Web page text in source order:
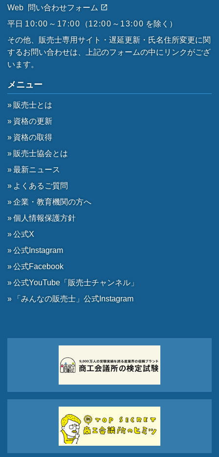
Web
問い合わせフォーム
平日 10:00～17:00 （12:00～13:00 を除く）
その他、販売士専用サイト・遅延更新・氏名住所変更に関
するお問い合わせは、上記のフォームの中にリンクがござ
います。
メニュー
販売士とは
資格の更新
資格の取得
販売士協会とは
最新ニュース
よくあるご質問
企業・教育機関の方へ
個人情報保護方針
公式X
公式Instagram
公式Facebook
公式YouTube「販売士チャンネル」
「みんなの販売士」公式Instagram